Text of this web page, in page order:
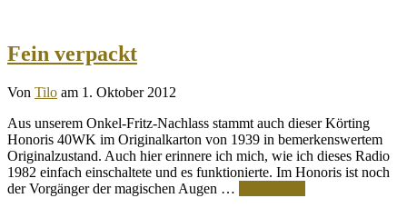
Fein verpackt
Von Tilo am 1. Oktober 2012
Aus unserem Onkel-Fritz-Nachlass stammt auch dieser Körting
Honoris 40WK im Originalkarton von 1939 in bemerkenswertem
Originalzustand. Auch hier erinnere ich mich, wie ich dieses Radio
1982 einfach einschaltete und es funktionierte. Im Honoris ist noch
der Vorgänger der magischen Augen …